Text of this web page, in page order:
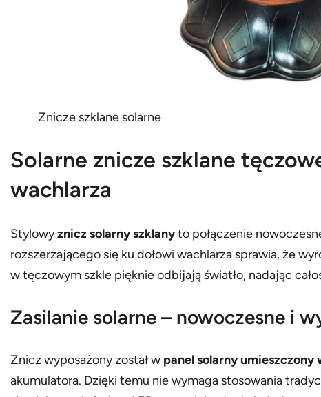
Znicze szklane solarne
Solarne znicze szklane
wachlarza
Stylowyznicz solarny szklanyto połączenie
rozszerzającego się ku dołowi wachlarza sprawia, że
w tęczowym szkle pięknie odbijają światło, nadając
Zasilanie solarne – nowoczesne i
Znicz wyposażony został w panel solarny umieszczony
akumulatora. Dzięki temu nie wymaga stosowania